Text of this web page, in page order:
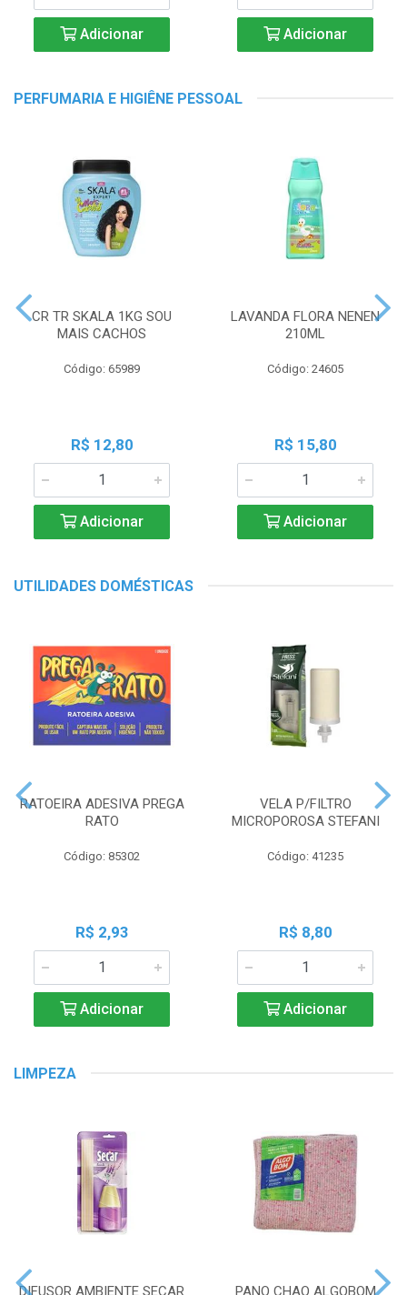
Adicionar Adicionar
PERFUMARIA E HIGIÊNE PESSOAL
CR TR SKALA 1KG SOU
MAIS CACHOS
Código: 65989
R$ 12,80
Adicionar
LAVANDA FLORA NENEN
210ML
Código: 24605
R$ 15,80
Adicionar
UTILIDADES DOMÉSTICAS
RATOEIRA ADESIVA PREGA
RATO
Código: 85302
R$ 2,93
Adicionar
VELA P/FILTRO
MICROPOROSA STEFANI
Código: 41235
R$ 8,80
Adicionar
LIMPEZA
DIFUSOR AMBIENTE SECAR PANO CHAO ALGOBOM